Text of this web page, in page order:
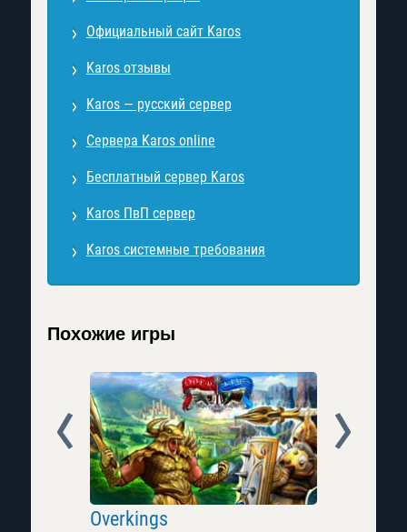
Официальный сайт Karos
Karos отзывы
Karos — русский сервер
Сервера Karos online
Бесплатный сервер Karos
Karos ПвП сервер
Karos системные требования
Похожие игры
Overkings
Prev